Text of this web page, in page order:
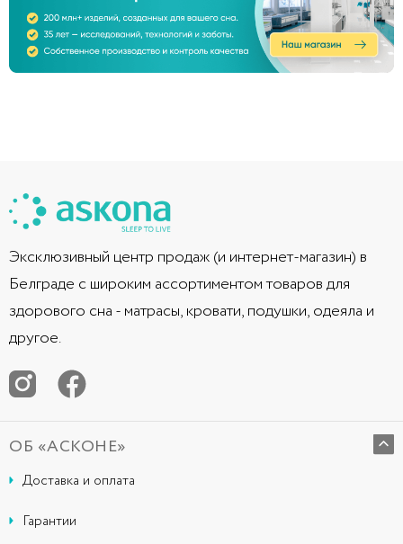
Эксклюзивный центр продаж (и интернет-магазин) в
Белграде с широким ассортиментом товаров для
здорового сна - матрасы, кровати, подушки, одеяла и
другое.
ОБ «АСКОНЕ»
Доставка и оплата
Гарантии